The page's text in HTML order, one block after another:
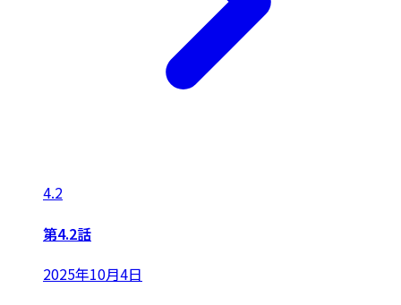
4.2
第4.2話
2025年10月4日